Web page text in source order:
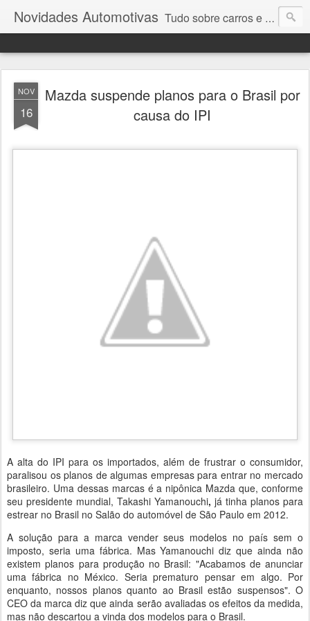
Novidades Automotivas Tudo sobre carros e motores
NOV
16
Mazda suspende planos para o Brasil por
causa do IPI
A alta do IPI para os importados, além de frustrar o consumidor,
paralisou os planos de algumas empresas para entrar no mercado
brasileiro. Uma dessas marcas é a nipônica Mazda que, conforme
seu presidente mundial, Takashi Yamanouchi, já tinha planos para
estrear no Brasil no Salão do automóvel de São Paulo em 2012.
A solução para a marca vender seus modelos no país sem o
imposto, seria uma fábrica. Mas Yamanouchi diz que ainda não
existem planos para produção no Brasil: "Acabamos de anunciar
uma fábrica no México. Seria prematuro pensar em algo. Por
enquanto, nossos planos quanto ao Brasil estão suspensos". O
CEO da marca diz que ainda serão avaliadas os efeitos da medida,
mas não descartou a vinda dos modelos para o Brasil.